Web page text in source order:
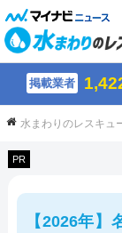
掲載業者
水まわりのレスキュ
PR
【2026年